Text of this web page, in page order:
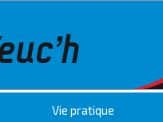
Vie pratique